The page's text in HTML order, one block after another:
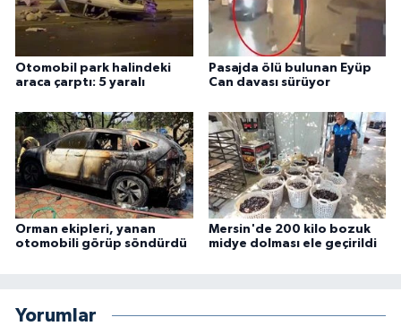
Otomobil park halindeki
araca çarptı: 5 yaralı
Pasajda ölü bulunan Eyüp
Can davası sürüyor
Orman ekipleri, yanan
otomobili görüp söndürdü
Mersin'de 200 kilo bozuk
midye dolması ele geçirildi
Yorumlar